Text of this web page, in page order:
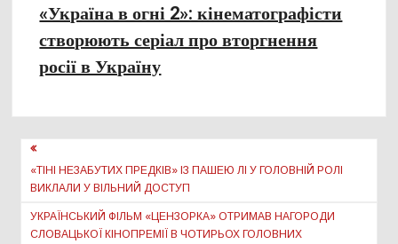
«Україна в огні 2»: кінематографісти
створюють серіал про вторгнення
росії в Україну
Навігація
записів
«ТІНІ НЕЗАБУТИХ ПРЕДКІВ» ІЗ ПАШЕЮ ЛІ У ГОЛОВНІЙ РОЛІ
ВИКЛАЛИ У ВІЛЬНИЙ ДОСТУП
УКРАЇНСЬКИЙ ФІЛЬМ «ЦЕНЗОРКА» ОТРИМАВ НАГОРОДИ
СЛОВАЦЬКОЇ КІНОПРЕМІЇ В ЧОТИРЬОХ ГОЛОВНИХ